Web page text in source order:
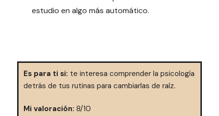
estudio en algo más automático.
Es para ti si: te interesa comprender la psicología
detrás de tus rutinas para cambiarlas de raíz.
Mi valoración: 8/10